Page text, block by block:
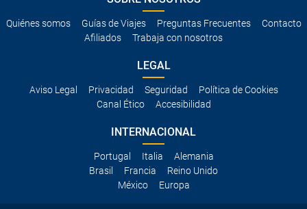
Quiénes somos Guías de Viajes Preguntas Frecuentes
Contacto
Afiliados
Trabaja con nosotros
LEGAL
Aviso Legal Privacidad Seguridad
Política de Cookies
Canal Ético
Accesibilidad
INTERNACIONAL
Portugal Italia
Alemania
Brasil
Francia
Reino Unido
México
Europa